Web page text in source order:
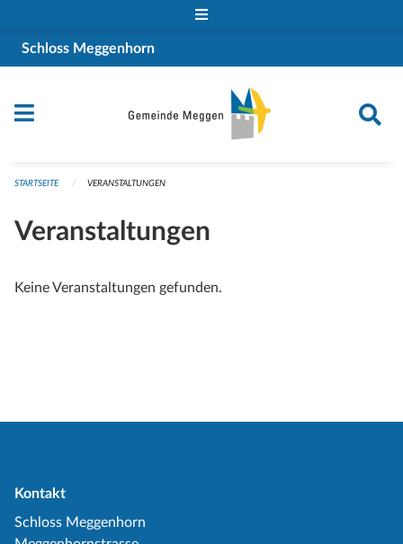
Schloss Meggenhorn
STARTSEITE VERANSTALTUNGEN
Veranstaltungen
Keine Veranstaltungen gefunden.
Kontakt
Schloss Meggenhorn